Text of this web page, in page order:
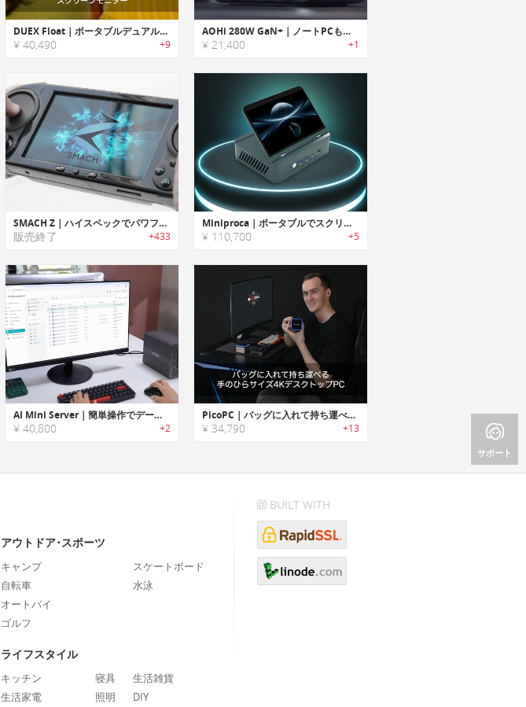
DUEX Float｜ポータブルデュアルスクリーンモニター
¥ 40,490 +9
AOHi 280W GaN+｜ノートPCもスマホもこれ一台で充電できる6ポートデスクトップパワーハブ
¥ 21,400 +1
SMACH Z｜ハイスペックでパワフルなポータブルハンドヘルドゲームPC「スマック Z」
販売終了 +433
Miniproca｜ポータブルでスクリーン内蔵のミニPC
¥ 110,700 +5
AI Mini Server｜簡単操作でデータ管理を自由にするAI搭載パーソナルサーバー
¥ 40,800 +2
PicoPC｜バッグに入れて持ち運べる手のひらサイズ4KデスクトップPC「ピコPC」
¥ 34,790 +13
サポート
アウトドア･スポーツ
キャンプ
自転車
オートバイ
ゴルフ
スケートボード
水泳
ライフスタイル
キッチン
生活家電
寝具
照明
生活雑貨
DIY
BUILT WITH